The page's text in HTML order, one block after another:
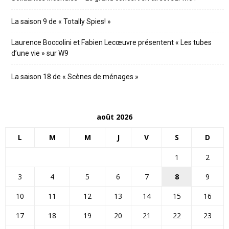
La saison 9 de « Totally Spies! »
Laurence Boccolini et Fabien Lecœuvre présentent « Les tubes
d’une vie » sur W9
La saison 18 de « Scènes de ménages »
août 2026
L M M J V S D
1
2
3
4 5 6 7 8
9
10
11 12 13 14 15
16
17
18 19 20 21 22 23